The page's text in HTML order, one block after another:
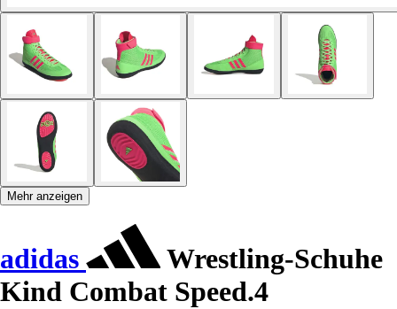
Mehr anzeigen
adidas
Wrestling-Schuhe
Kind Combat Speed.4